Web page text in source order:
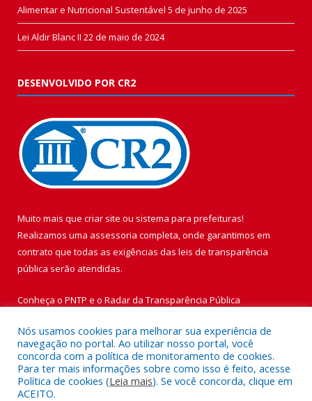
Alimentar e Nutricional Sustentável 5 de junho de 2025
Lei Aldir Blanc II 22 de maio de 2024
DESENVOLVIDO POR CR2
Muito mais que criar site ou sistema para prefeituras!
Realizamos uma assessoria completa, onde garantimos em
contrato que todas as exigências das leis de transparência
pública serão atendidas.
Conheça o PNTP e o Radar da Transparência Pública
Todos os direitos reservados a Prefeitura Municipal de Vigia de
Nazaré.
Nós usamos cookies para melhorar sua experiência de
navegação no portal. Ao utilizar nosso portal, você
concorda com a política de monitoramento de cookies.
Para ter mais informações sobre como isso é feito, acesse
Política de cookies (Leia mais). Se você concorda, clique em
ACEITO.